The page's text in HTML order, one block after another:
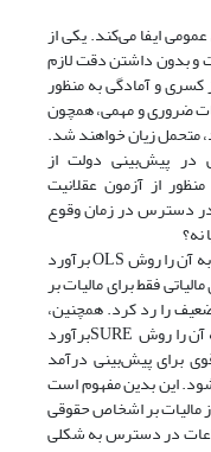
ایفا می‌کند. یکی از
و بدون داشتن دقت لازم
و آمادگی به منظور
ضروری و مهمی، همچون
متحمل زیان خواهند شد.
در پیش‌بینی دولت از
از آزمون عقلانیت
دسترس در زمان وقوع
نتایج آزمون عقلانیت ضعیف، که مدل مربوط به آن را روش OLS برآورد
فقط برای مالیات بر
را رد کرد. همچنین،
نتایج آزمون عقلانیت قوی، که مدل مربوط به آن را روش SUREبرآورد
برای پیش‌بینی درآمد
این بدین مفهوم است
مالیات بر اشخاص حقوقی
در دسترس به شکلی